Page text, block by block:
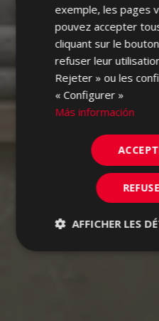
exemple, les pages
pouvez accepter
cliquant sur le bouton
refuser leur
Rejeter » ou les
« Configurer »
Más información
AFFICHER LES